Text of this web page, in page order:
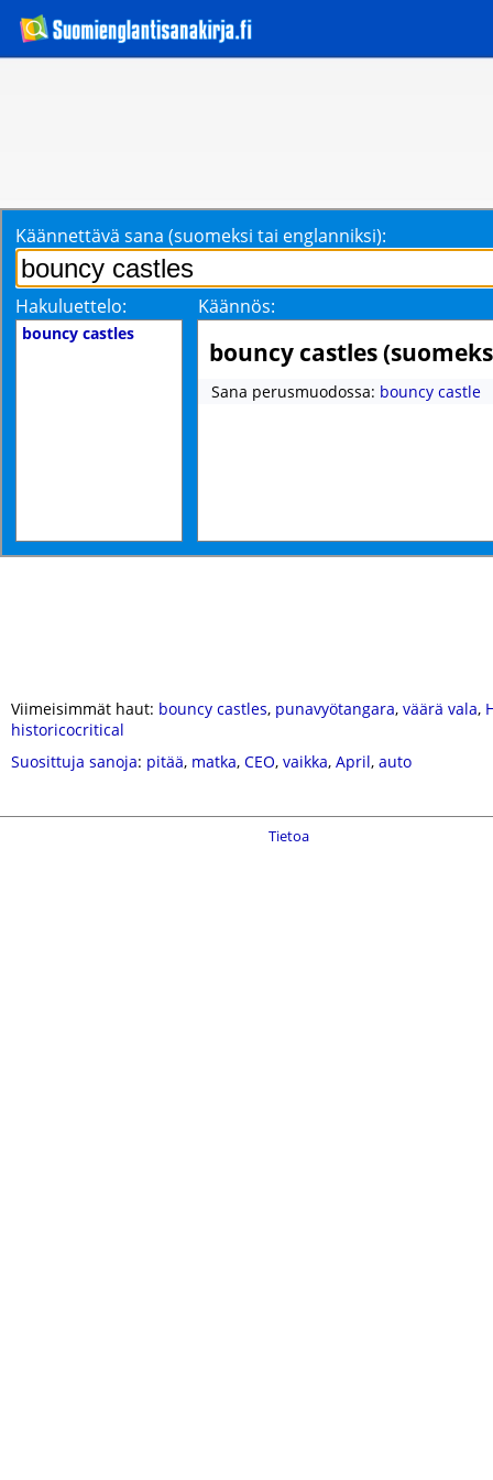
Käännettävä sana (suomeksi tai englanniksi):
Hakuluettelo: Käännös:
bouncy castles
bouncy castles
Sana perusmuodossa: bouncy castle
Viimeisimmät haut: bouncy castles, punavyötangara, väärä vala,
historicocritical
Suosittuja sanoja: pitää, matka, CEO, vaikka, April, auto
Tietoa